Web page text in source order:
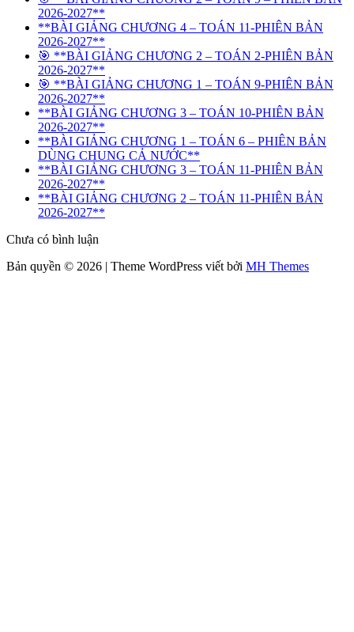
2026-2027**
**BÀI GIẢNG CHƯƠNG 4 – TOÁN 11-PHIÊN BẢN
2026-2027**
🎯 **BÀI GIẢNG CHƯƠNG 2 – TOÁN 2-PHIÊN BẢN
2026-2027**
🎯 **BÀI GIẢNG CHƯƠNG 1 – TOÁN 9-PHIÊN BẢN
2026-2027**
**BÀI GIẢNG CHƯƠNG 3 – TOÁN 10-PHIÊN BẢN
2026-2027**
**BÀI GIẢNG CHƯƠNG 1 – TOÁN 6 – PHIÊN BẢN
DÙNG CHUNG CẢ NƯỚC**
**BÀI GIẢNG CHƯƠNG 3 – TOÁN 11-PHIÊN BẢN
2026-2027**
**BÀI GIẢNG CHƯƠNG 2 – TOÁN 11-PHIÊN BẢN
2026-2027**
Chưa có bình luận
Bản quyền © 2026 | Theme WordPress viết bởi MH Themes